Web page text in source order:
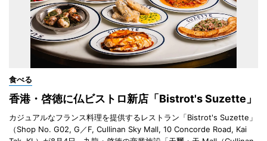
食べる
香港・啓徳に仏ビストロ新店「Bistrot's Suzette」
カジュアルなフランス料理を提供するレストラン「Bistrot's Suzette」
（Shop No. G02, G／F, Cullinan Sky Mall, 10 Concorde Road, Kai